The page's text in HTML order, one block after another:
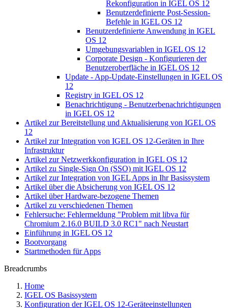
Rekonfiguration in IGEL OS 12
Benutzerdefinierte Post-Session-
Befehle in IGEL OS 12
Benutzerdefinierte Anwendung in IGEL
OS 12
Umgebungsvariablen in IGEL OS 12
Corporate Design - Konfigurieren der
Benutzeroberfläche in IGEL OS 12
Update - App-Update-Einstellungen in IGEL OS
12
Registry in IGEL OS 12
Benachrichtigung - Benutzerbenachrichtigungen
in IGEL OS 12
Artikel zur Bereitstellung und Aktualisierung von IGEL OS
12
Artikel zur Integration von IGEL OS 12-Geräten in Ihre
Infrastruktur
Artikel zur Netzwerkkonfiguration in IGEL OS 12
Artikel zu Single-Sign On (SSO) mit IGEL OS 12
Artikel zur Integration von IGEL Apps in Ihr Basissystem
Artikel über die Absicherung von IGEL OS 12
Artikel über Hardware-bezogene Themen
Artikel zu verschiedenen Themen
Fehlersuche: Fehlermeldung "Problem mit libva für
Chromium 2.16.0 BUILD 3.0 RC1" nach Neustart
Einführung in IGEL OS 12
Bootvorgang
Startmethoden für Apps
Breadcrumbs
Home
IGEL OS Basissystem
Konfiguration der IGEL OS 12-Geräteeinstellungen